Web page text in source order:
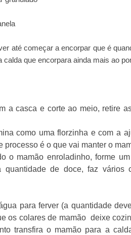
até começar a encorpar que é
que encorpara ainda mais ao
a casca e corte ao meio, retire
como uma florzinha e com a
processo é o que vai manter o
o mamão enroladinho, forme
quantidade de doce, faz
para ferver (a quantidade
os colares de mamão deixe
transfira o mamão para a